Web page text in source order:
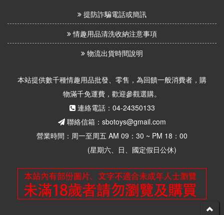
提防詐騙電話或簡訊
情趣用品清洗收納注意事項
物流出貨時間說明
本站提供數千種情趣用品批發、零售，為回饋一般消費者，購
物滿千免運費，歡迎參觀選購。
連絡電話：04-24350133
聯絡信箱：sbotoys@gmail.com
營業時間：周一至周五 AM 09：30 ~ PM 18：00
(星期六、日、國定假日公休)